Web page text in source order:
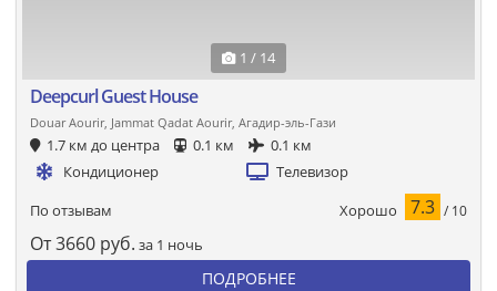
1 / 14
Deepcurl Guest House
Douar Aourir, Jammat Qadat Aourir, Агадир-эль-Гази
1.7 км до центра 0.1 км
0.1 км
Кондиционер
Телевизор
По отзывам Хорошо 7.3 / 10
От3660 руб. за 1 ночь
ПОДРОБНЕЕ